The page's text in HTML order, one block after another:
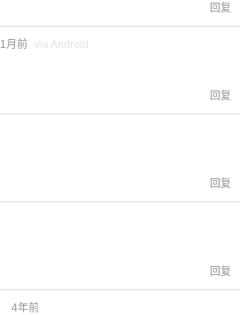
回复
1月前 via Android
回复
回复
回复
4年前